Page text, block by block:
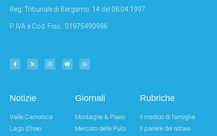
Reg: Tribunale di Bergamo: 14 del 08.04.1997
P. IVA e Cod. Fisc.: 01975490986
Notizie
Valle Camonica
Lago d'Iseo
Giornali
Montagne & Paesi
Mercato delle Pulci
Rubriche
Il medico di famiglia
Il parere del notaio